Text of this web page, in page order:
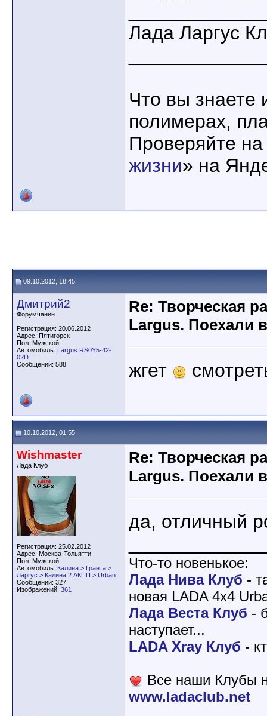
Лада Ларгус
Что вы знаете
полимерах,
Проверяйте
жизни» на
09.10.2012, 18:45
Дмитрий2
Форумчанин
Регистрация: 20.06.2012
Адрес: Пятигорск
Пол: Мужской
Автомобиль: Largus RS0Y5-42-
02D
Сообщений: 588
Re: Творческая
Largus. Поехали
жгет
10.10.2012, 01:55
Wishmaster
Лада Клуб
Регистрация: 25.02.2012
Адрес: Москва-Тольятти
Пол: Мужской
Автомобиль: Калина > Гранта >
Ларгус > Калина 2 АКПП > Urban
Сообщений: 327
Изображений: 361
Re: Творческая
Largus. Поехали
да, отличный
Что-то новенькое:
Лада Нива Клуб -
новая LADA 4x4
Лада Веста Клуб -
наступает...
LADA Xray Клуб -
Все наши Клубы
www.ladaclub.net